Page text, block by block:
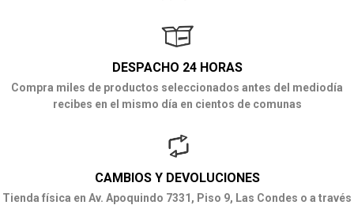
DESPACHO 24 HORAS
Compra miles de productos seleccionados antes del mediodía
recibes en el mismo día en cientos de comunas
CAMBIOS Y DEVOLUCIONES
Tienda física en Av. Apoquindo 7331, Piso 9, Las Condes o a través